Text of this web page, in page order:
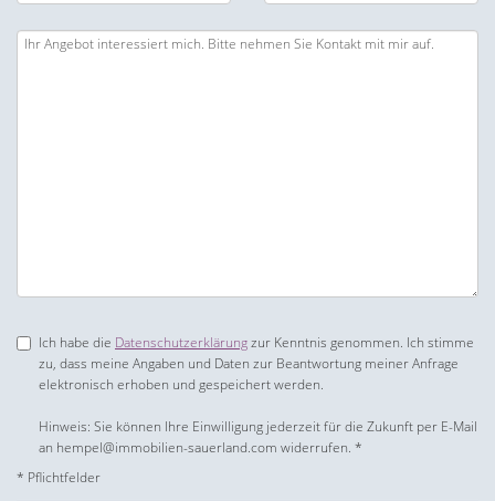
Ich habe die Datenschutzerklärungzur Kenntnis genommen. Ich stimme
zu, dass meine Angaben und Daten zur Beantwortung meiner Anfrage
elektronisch erhoben und gespeichert werden.
Hinweis: Sie können Ihre Einwilligung jederzeit für die Zukunft per E-Mail
an hempel@immobilien-sauerland.com widerrufen. *
* Pflichtfelder